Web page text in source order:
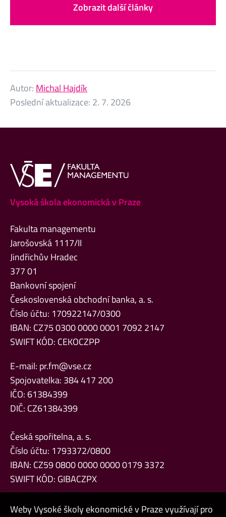
Zobrazit další články
Autor: Michal Hajdík
Poslední aktualizace: 2. 7. 2026
Vysoká škola ekonomická v Praze
Fakulta managementu
Jarošovská 1117/II
Jindřichův Hradec
377 01
Bankovní spojení
Československá obchodní banka, a. s.
Číslo účtu: 170922147/0300
IBAN: CZ75 0300 0000 0001 7092 2147
SWIFT KÓD: CEKOCZPP
E-mail: pr.fm@vse.cz
Spojovatelka: 384 417 200
IČO: 61384399
DIČ: CZ61384399
Česká spořitelna, a. s.
Číslo účtu: 1793372/0800
IBAN: CZ59 0800 0000 0000 0179 3372
SWIFT KÓD: GIBACZPX
Weby Vysoké školy ekonomické v Praze využívají pro